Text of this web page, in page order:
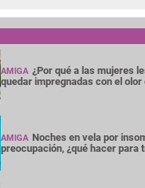
AMIGA ¿Por qué a las mujeres
quedar impregnadas con el olor
AMIGA Noches en vela por
preocupación, ¿qué hacer para